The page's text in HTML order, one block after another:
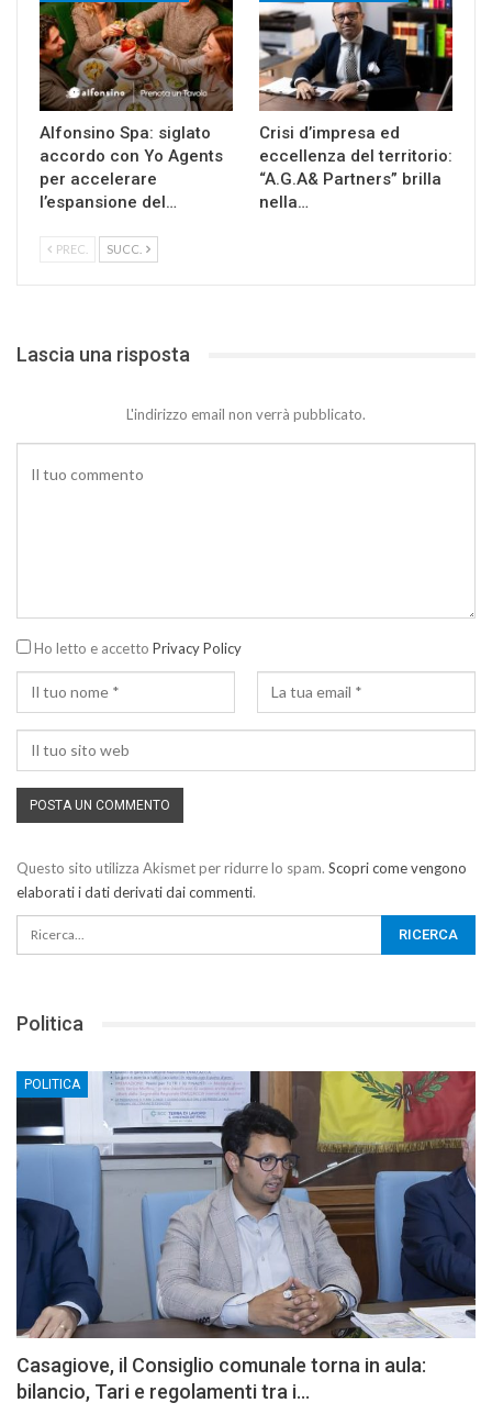
Alfonsino Spa: siglato
accordo con Yo Agents
per accelerare
l’espansione del…
Crisi d’impresa ed
eccellenza del territorio:
“A.G.A& Partners” brilla
nella…
PREC. SUCC.
Lascia una risposta
L'indirizzo email non verrà pubblicato.
Ho letto e accetto Privacy Policy
Questo sito utilizza Akismet per ridurre lo spam. Scopri come vengono
elaborati i dati derivati dai commenti.
Politica
POLITICA
Casagiove, il Consiglio comunale torna in aula:
bilancio, Tari e regolamenti tra i…